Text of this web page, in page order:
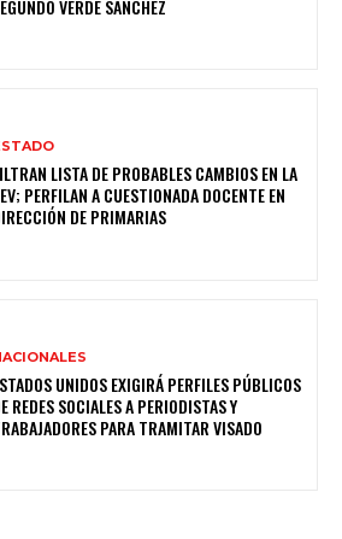
VERDE SÁNCHEZ
LISTA DE PROBABLES CAMBIOS EN LA
PERFILAN A CUESTIONADA DOCENTE EN
DE PRIMARIAS
UNIDOS EXIGIRÁ PERFILES PÚBLICOS
REDES SOCIALES A PERIODISTAS Y
PARA TRAMITAR VISADO